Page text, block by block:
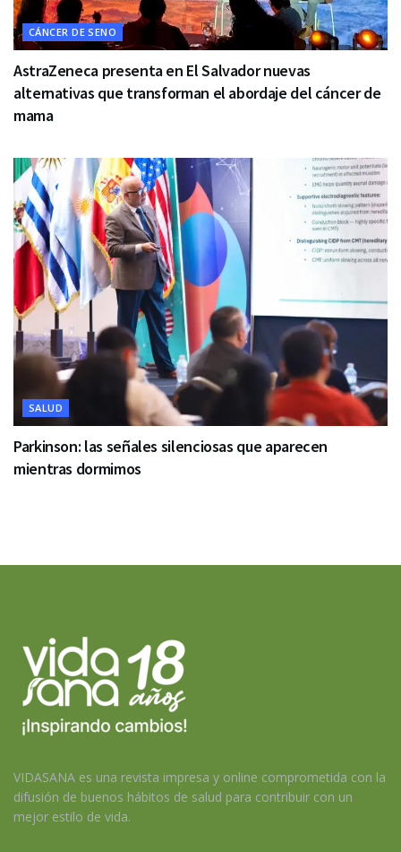
CÁNCER DE SENO
AstraZeneca presenta en El Salvador nuevas
alternativas que transforman el abordaje del cáncer de
mama
SALUD
Parkinson: las señales silenciosas que aparecen
mientras dormimos
VIDASANA es una revista impresa y online comprometida con la
difusión de buenos hábitos de salud para contribuir con un
mejor estilo de vida.